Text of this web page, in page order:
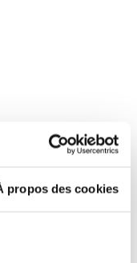
propos des cookies